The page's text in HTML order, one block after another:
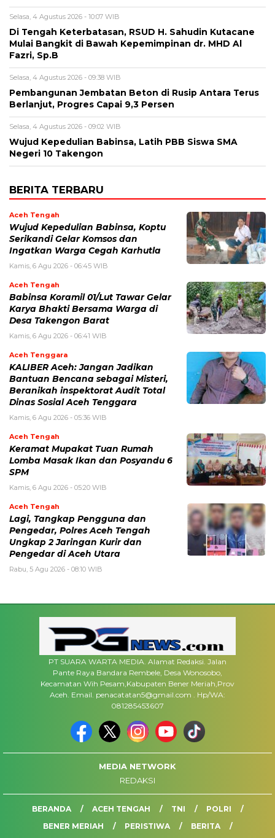
Selasa, 4 Agustus 2026 - 10:07 WIB
Di Tengah Keterbatasan, RSUD H. Sahudin Kutacane
Mulai Bangkit di Bawah Kepemimpinan dr. MHD Al
Fazri, Sp.B
Selasa, 4 Agustus 2026 - 09:38 WIB
‎Pembangunan Jembatan Beton di Rusip Antara Terus
Berlanjut, Progres Capai 9,3 Persen
Selasa, 4 Agustus 2026 - 09:02 WIB
Wujud Kepedulian Babinsa, Latih PBB Siswa SMA
Negeri 10 Takengon
BERITA TERBARU
Aceh Tengah
‎Wujud Kepedulian Babinsa, Koptu
Serikandi Gelar Komsos dan
Ingatkan Warga Cegah Karhutla ‎
Kamis, 6 Agu 2026 - 06:45 WIB
Aceh Tengah
‎Babinsa Koramil 01/Lut Tawar Gelar
Karya Bhakti Bersama Warga di
Desa Takengon Barat
Kamis, 6 Agu 2026 - 06:41 WIB
Aceh Tenggara
KALIBER Aceh: Jangan Jadikan
Bantuan Bencana sebagai Misteri,
Beranikah inspektorat Audit Total
Dinas Sosial Aceh Tenggara
Kamis, 6 Agu 2026 - 05:36 WIB
Aceh Tengah
Keramat Mupakat Tuan Rumah
Lomba Masak Ikan dan Posyandu 6
SPM
Kamis, 6 Agu 2026 - 05:20 WIB
Aceh Tengah
Lagi, Tangkap Pengguna dan
Pengedar, Polres Aceh Tengah
Ungkap 2 Jaringan Kurir dan
Pengedar di Aceh Utara
Rabu, 5 Agu 2026 - 08:10 WIB
PT SUARA WARTA MEDIA. Alamat Redaksi. Jalan
Pante Raya Bandara Rembele, Desa Wonosobo,
Kecamatan Wih Pesam,Kabupaten Bener Meriah,Prov
Aceh. Email. penacatatan5@gmail.com . Hp/WA:
081285453607
MEDIA NETWORK
REDAKSI
BERANDA ACEH TENGAH TNI
POLRI
BENER MERIAH
PERISTIWA BERITA